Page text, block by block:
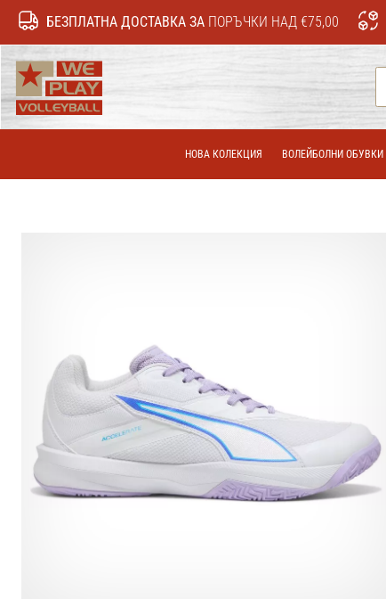
БЕЗПЛАТНА ДОСТАВКА ЗА ПОРЪЧКИ НАД €75,00
НОВА КОЛЕКЦИЯ ВОЛЕЙБОЛНИ ОБУВКИ